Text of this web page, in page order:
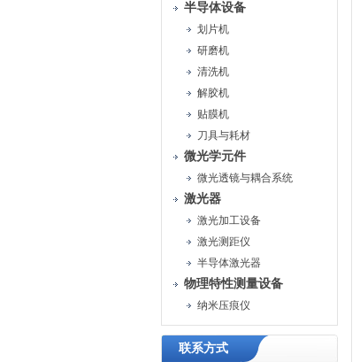
半导体设备
划片机
研磨机
清洗机
解胶机
贴膜机
刀具与耗材
微光学元件
微光透镜与耦合系统
激光器
激光加工设备
激光测距仪
半导体激光器
物理特性测量设备
纳米压痕仪
联系方式